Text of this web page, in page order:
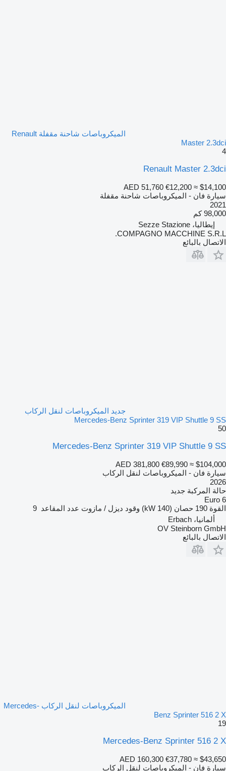
الميكروباصات شاحنة مقفلة Renault
Master 2.3dci
4
Renault Master 2.3dci
AED 51,760 €12,200 ≈ $14,100
سيارة فان - الميكروباصات شاحنة مقفلة
2021
98,000 كم
إيطاليا، Sezze Stazione
COMPAGNO MACCHINE S.R.L.
الاتصال بالبائع
جديد الميكروباصات لنقل الركاب
Mercedes-Benz Sprinter 319 VIP Shuttle 9 SS
50
Mercedes-Benz Sprinter 319 VIP Shuttle 9 SS
AED 381,800 €89,990 ≈ $104,000
سيارة فان - الميكروباصات لنقل الركاب
2026
حالة المركبة جديد
Euro 6
القوة 190 حصان (140 kW) وقود ديزل / مازوت عدد المقاعد 9
ألمانيا، Erbach
OV Steinborn GmbH
الاتصال بالبائع
الميكروباصات لنقل الركاب Mercedes-
Benz Sprinter 516 2 X
19
Mercedes-Benz Sprinter 516 2 X
AED 160,300 €37,780 ≈ $43,650
سيارة فان - الميكروباصات لنقل الركاب